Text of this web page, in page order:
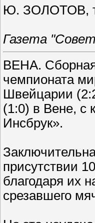
Ю. ЗОЛОТОВ,
Газета
ВЕНА.
чемпионата
Швейцарии
(1:0) в Вене, с
Инсбрук».
присутствии
благодаря их
срезавшего